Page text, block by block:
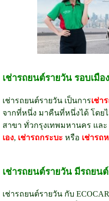
เช่ารถยนต์รายวัน รอบเมือ
เช่ารถยนต์รายวัน เป็นการเช่า
จากที่หนึ่ง มาคืนที่หนึ่งได้ โดย
สาขา ทั่วกรุงเทพมหานคร แล
เอง, เช่ารถกระบะ หรือ เช่ารถ
เช่ารถยนต์รายวัน มีรถยนต์
เช่ารถยนต์รายวัน กับ